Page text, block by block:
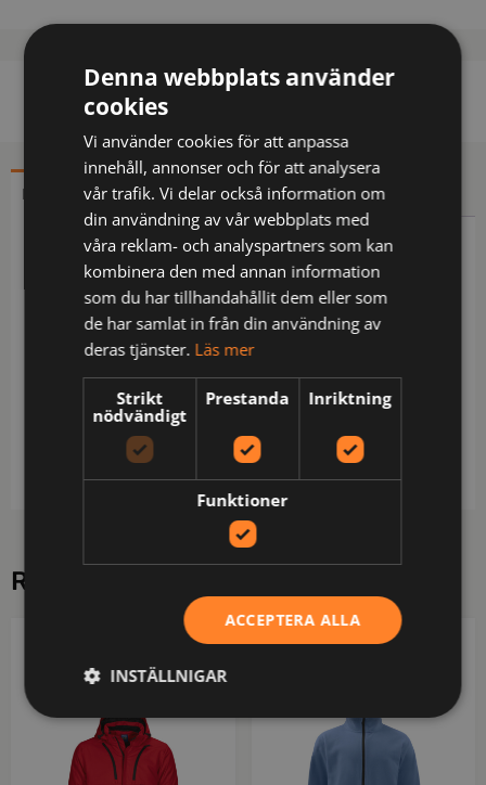
BESKRIVNING YTTERLIGARE INFORMATION
Beskrivning
Vind- och vattentät jacka i ett följsamt, stretchigt
material. Tejpade sömmar. Vattentät dragkedja
framtill med invändig vindslå för att förhindra
vinddrag samt genomträning av väta, även
hakskydd för att förhindra skav. Sidﬁckor på båda
sidor som försluts med dragkedja. Tumgrepp i
ärmslut. Skurna transferreﬂexer för ökad ﬂexibilitet.
RELATERADE PRODUKTER
PROJOB
Denna webbplats använder
cookies
Vi använder cookies för att anpassa
innehåll, annonser och för att analysera
vår trafik. Vi delar också information om
din användning av vår webbplats med
våra reklam- och analyspartners som kan
kombinera den med annan information
som du har tillhandahållit dem eller som
de har samlat in från din användning av
deras tjänster. Läs mer
Strikt
nödvändigt
Prestanda Inriktning
Funktioner
ACCEPTERA ALLA
INSTÄLLNIGAR